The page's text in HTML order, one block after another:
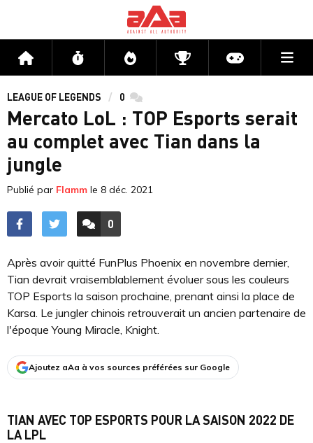
Accueil Flux Directs CompétitionsActu jeux
LEAGUE OF LEGENDS 0 commentaires
Mercato LoL : TOP Esports serait
au complet avec Tian dans la
jungle
Publié par Flamm le 8 déc. 2021
ACCÉDER AUX
0
COMMENTAIRES
Après avoir quitté FunPlus Phoenix en novembre dernier,
Tian devrait vraisemblablement évoluer sous les couleurs
TOP Esports la saison prochaine, prenant ainsi la place de
Karsa. Le jungler chinois retrouverait un ancien partenaire de
l'époque Young Miracle, Knight.
Ajoutez aAa à vos sources préférées sur Google
TIAN AVEC TOP ESPORTS POUR LA SAISON 2022 DE
LA LPL